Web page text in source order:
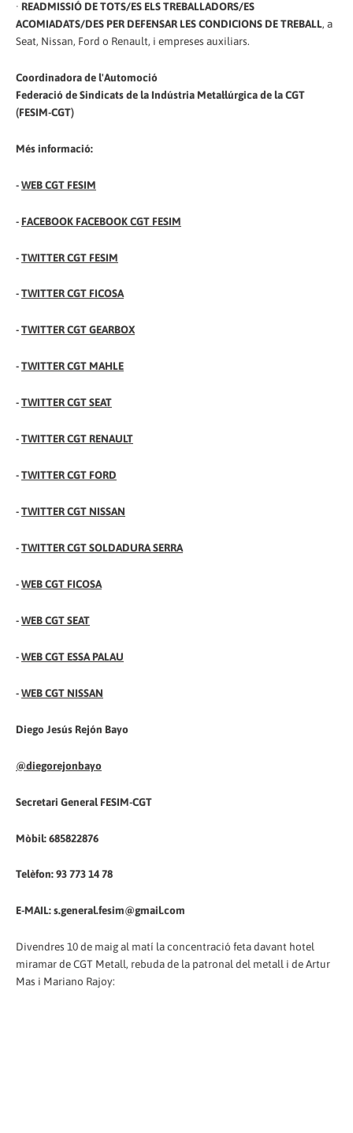
· READMISSIÓ DE TOTS/ES ELS TREBALLADORS/ES
ACOMIADATS/DES PER DEFENSAR LES CONDICIONS DE TREBALL, a
Seat, Nissan, Ford o Renault, i empreses auxiliars.
Coordinadora de l'Automoció
Federació de Sindicats de la Indústria Metal·lúrgica de la CGT
(FESIM-CGT)
Més informació:
-WEB CGT FESIM
- FACEBOOK FACEBOOK CGT FESIM
-TWITTER CGT FESIM
-TWITTER CGT FICOSA
-TWITTER CGT GEARBOX
-TWITTER CGT MAHLE
-TWITTER CGT SEAT
-TWITTER CGT RENAULT
-TWITTER CGT FORD
-TWITTER CGT NISSAN
-TWITTER CGT SOLDADURA SERRA
-WEB CGT FICOSA
-WEB CGT SEAT
-WEB CGT ESSA PALAU
-WEB CGT NISSAN
Diego Jesús Rejón Bayo
@diegorejonbayo
Secretari General FESIM-CGT
Mòbil: 685822876
Telèfon: 93 773 14 78
E-MAIL: s.general.fesim@gmail.com
Divendres 10 de maig al matí la concentració feta davant hotel
miramar de CGT Metall, rebuda de la patronal del metall i de Artur
Mas i Mariano Rajoy: